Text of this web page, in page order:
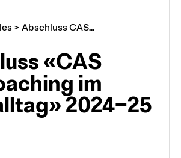
> Abschluss CAS...
«CAS
im
2024‒25